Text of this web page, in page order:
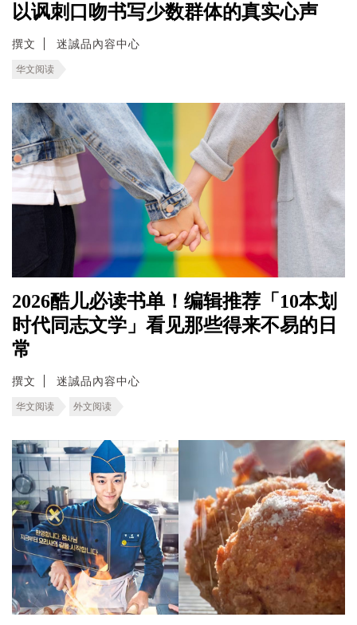
以讽刺口吻书写少数群体的真实心声
撰文 迷誠品內容中心
华文阅读
2026酷儿必读书单！编辑推荐「10本划
时代同志文学」看见那些得来不易的日
常
撰文 迷誠品內容中心
华文阅读 外文阅读